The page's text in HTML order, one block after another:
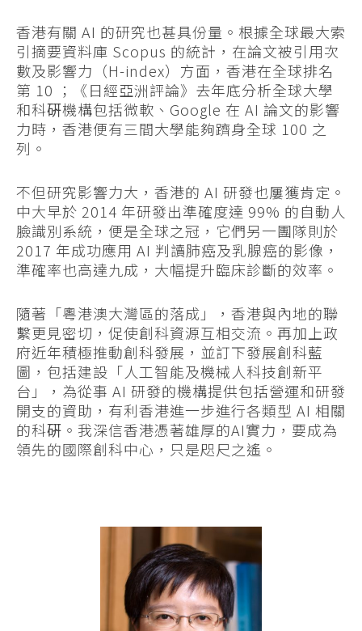
香港有關 AI 的研究也甚具份量。根據全球最大索
引摘要資料庫 Scopus 的統計，在論文被引用次
數及影響力（H-index）方面，香港在全球排名
第 10 ；《日經亞洲評論》去年底分析全球大學
和科硏機構包括微軟、Google 在 AI 論文的影響
力時，香港便有三間大學能夠躋身全球 100 之
列。
不但研究影響力大，香港的 AI 研發也屢獲肯定。
中大早於 2014 年研發出準確度達 99% 的自動人
臉識別系統，便是全球之冠，它們另一團隊則於
2017 年成功應用 AI 判讀肺癌及乳腺癌的影像，
準確率也高達九成，大幅提升臨床診斷的效率。
隨著「粵港澳大灣區的落成」，香港與內地的聯
繫更見密切，促使創科資源互相交流。再加上政
府近年積極推動創科發展，並訂下發展創科藍
圖，包括建設「人工智能及機械人科技創新平
台」，為從事 AI 研發的機構提供包括營運和研發
開支的資助，有利香港進一步進行各類型 AI 相關
的科硏。我深信香港憑著雄厚的AI實力，要成為
領先的國際創科中心，只是咫尺之遙。